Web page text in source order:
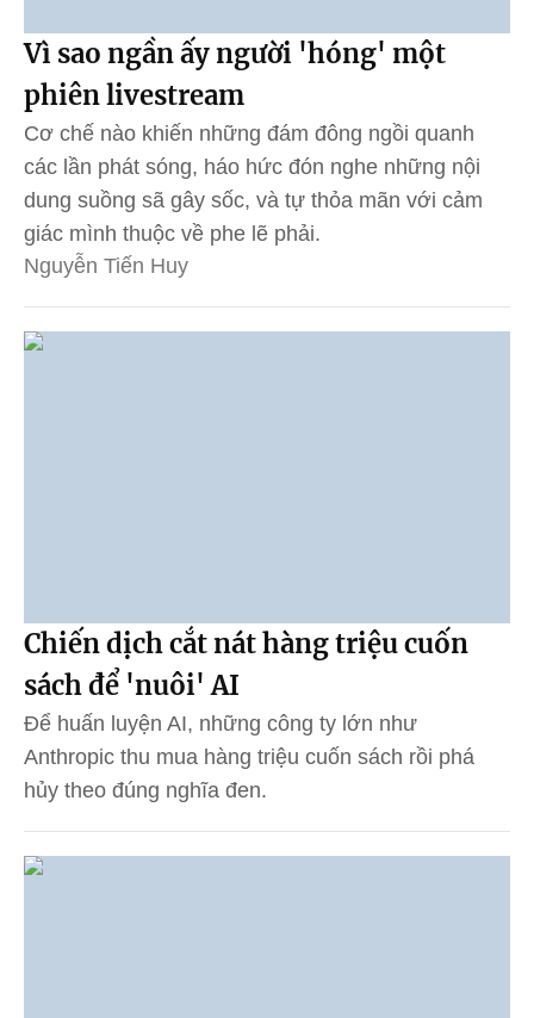
Vì sao ngần ấy người 'hóng' một
phiên livestream
Cơ chế nào khiến những đám đông ngồi quanh
các lần phát sóng, háo hức đón nghe những nội
dung suồng sã gây sốc, và tự thỏa mãn với cảm
giác mình thuộc về phe lẽ phải.
Nguyễn Tiến Huy
Chiến dịch cắt nát hàng triệu cuốn
sách để 'nuôi' AI
Để huấn luyện AI, những công ty lớn như
Anthropic thu mua hàng triệu cuốn sách rồi phá
hủy theo đúng nghĩa đen.